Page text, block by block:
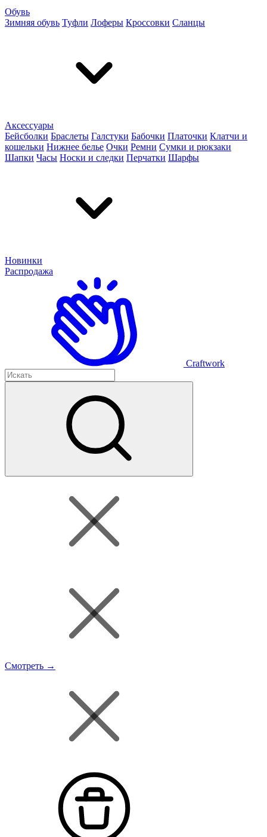
Обувь
Зимняя обувь Туфли Лоферы Кроссовки Сланцы
Аксессуары
Бейсболки Браслеты Галстуки Бабочки Платочки Клатчи и
кошельки Нижнее белье Очки Ремни Сумки и рюкзаки
Шапки Часы Носки и следки Перчатки Шарфы
Новинки
Распродажа
Craftwork
Смотреть →